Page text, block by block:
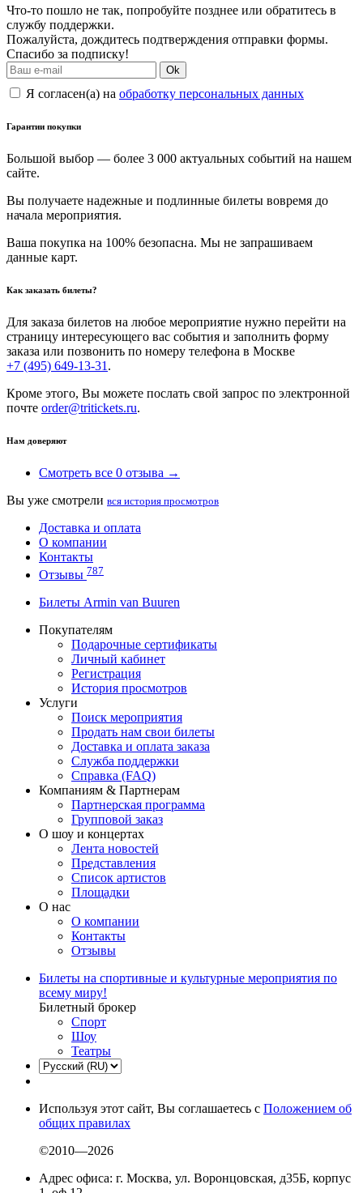
Что-то пошло не так, попробуйте позднее или обратитесь в
службу поддержки.
Пожалуйста, дождитесь подтверждения отправки формы.
Спасибо за подписку!
Ok
Я согласен(а) на обработку персональных данных
Гарантии покупки
Большой выбор — более 3 000 актуальных событий на нашем
сайте.
Вы получаете надежные и подлинные билеты вовремя до
начала мероприятия.
Ваша покупка на 100% безопасна. Мы не запрашиваем
данные карт.
Как заказать билеты?
Для заказа билетов на любое мероприятие нужно перейти на
страницу интересующего вас события и заполнить форму
заказа или позвонить по номеру телефона в Москве
+7 (495) 649-13-31 .
Кроме этого, Вы можете послать свой запрос по электронной
почте order@tritickets.ru.
Нам доверяют
Смотреть все 0 отзыва →
Вы уже смотрели вся история просмотров
Доставка и оплата
О компании
Контакты
Отзывы 787
Билеты Armin van Buuren
Покупателям
Подарочные сертификаты
Личный кабинет
Регистрация
История просмотров
Услуги
Поиск мероприятия
Продать нам свои билеты
Доставка и оплата заказа
Служба поддержки
Справка (FAQ)
Компаниям & Партнерам
Партнерская программа
Групповой заказ
О шоу и концертах
Лента новостей
Представления
Список артистов
Площадки
О нас
О компании
Контакты
Отзывы
Билеты на спортивные и культурные мероприятия по
всему миру!
Билетный брокер
Спорт
Шоу
Театры
Используя этот сайт, Вы соглашаетесь с Положением об
общих правилах
©2010—2026
Адрес офиса: г. Москва, ул. Воронцовская, д35Б, корпус